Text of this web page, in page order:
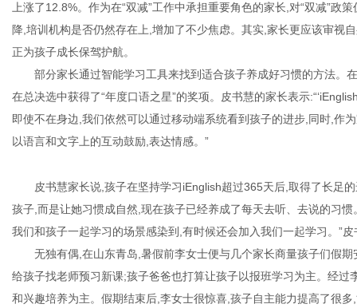
上涨了12.8%。作为在“双减”工作中承担重要角色的家长,对“双减”
降,培训机构是否仍然存在上,增加了不少焦虑。其实,家长更应该审视
正为孩子成长保驾护航。
部分家长通过智能学习工具来找到适合孩子养成好习惯的方法。
在总决选中获得了“年度口语之星”的奖项。皮书慧的家长表示
即使不在身边,我们依然可以通过移动端系统看到孩子的进步,同时,作
以语言和文字上的互动鼓励,表达情感。”
皮书慧家长说,孩子在坚持学习iEnglish超过365天后,取得了长足
孩子,而是让她习惯成自然,现在孩子已经养成了每天去听、去说的习
我们和孩子一起学习的场景感染到,有时候还会加入我们一起学习。”
无独有偶,在山东青岛,暑假前李女士便与几个家长商量孩子们假
给孩子找老师预习新课;孩子爸爸也打算让孩子以报班学习为主。经
和兴趣培养为主。假期结束后,李女士很惊喜,孩子自主能力提高了很